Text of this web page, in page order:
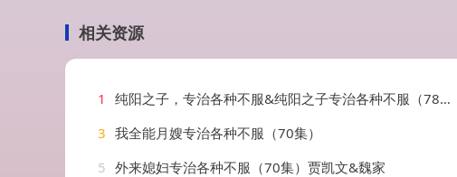
相关资源
1 纯阳之子，专治各种不服&纯阳之子专治各种不服（78集）刘国豪&陈洁蕾
3 我全能月嫂专治各种不服（70集）
5 外来媳妇专治各种不服（70集）贾凯文&魏家